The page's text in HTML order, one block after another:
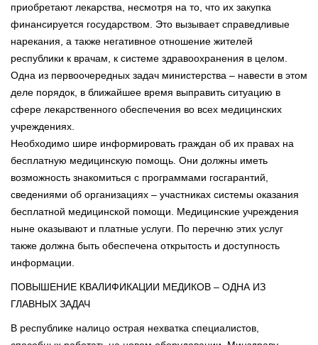
приобретают лекарства, несмотря на то, что их закупка
финансируется государством. Это вызывает справедливые
нарекания, а также негативное отношение жителей
республики к врачам, к системе здравоохранения в целом.
Одна из первоочередных задач министерства – навести в этом
деле порядок, в ближайшее время выправить ситуацию в
сфере лекарственного обеспечения во всех медицинских
учреждениях.
Необходимо шире информировать граждан об их правах на
бесплатную медицинскую помощь. Они должны иметь
возможность знакомиться с программами госгарантий,
сведениями об организациях – участниках системы оказания
бесплатной медицинской помощи. Медицинские учреждения
ныне оказывают и платные услуги. По перечню этих услуг
также должна быть обеспечена открытость и доступность
информации.
ПОВЫШЕНИЕ КВАЛИФИКАЦИИ МЕДИКОВ – ОДНА ИЗ
ГЛАВНЫХ ЗАДАЧ
В республике налицо острая нехватка специалистов,